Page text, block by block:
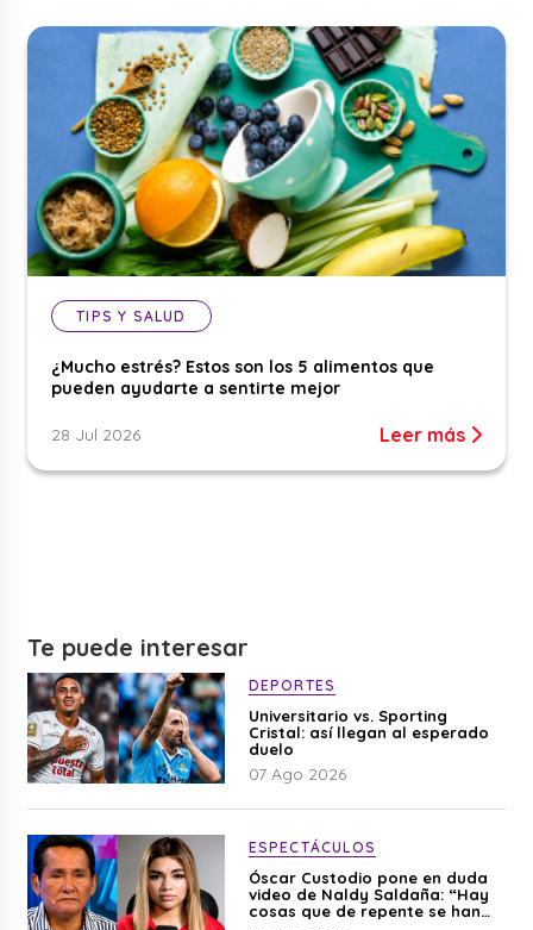
TIPS Y SALUD
¿Mucho estrés? Estos son los 5 alimentos que
pueden ayudarte a sentirte mejor
28 Jul 2026 Leer más
Te puede interesar
DEPORTES
Universitario vs. Sporting
Cristal: así llegan al esperado
duelo
07 Ago 2026
ESPECTÁCULOS
Óscar Custodio pone en duda
video de Naldy Saldaña: “Hay
cosas que de repente se han